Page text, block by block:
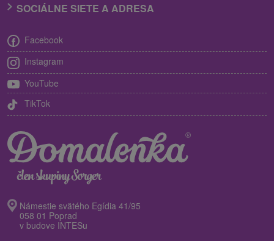
SOCIÁLNE SIETE A ADRESA
Facebook
Instagram
YouTube
TikTok
Námestie svätého Egídia 41/95
058 01 Poprad
v budove INTESu